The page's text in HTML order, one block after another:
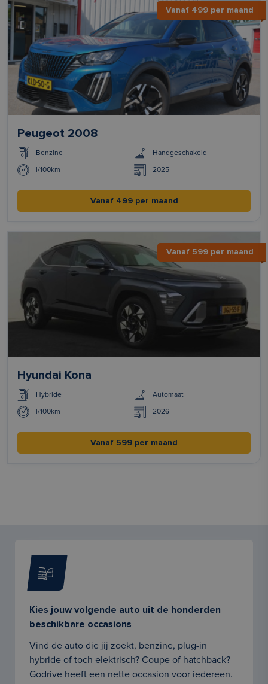
Vanaf 499 per maand
Peugeot 2008
Benzine Handgeschakeld
l/100km 2025
Vanaf 499 per maand
Vanaf 599 per maand
Hyundai Kona
Hybride Automaat
l/100km 2026
Vanaf 599 per maand
Kies jouw volgende auto uit de honderden
beschikbare occasions
Vind de auto die jij zoekt, benzine, plug-in
hybride of toch elektrisch? Coupe of hatchback?
Godrive heeft een nette occasion voor iedereen.